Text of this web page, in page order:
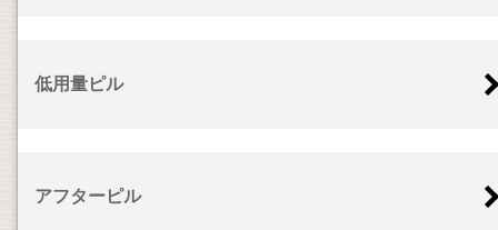
低用量ピル
アフターピル